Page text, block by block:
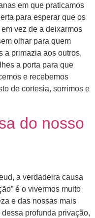
em que praticamos
para esperar que os
vez de a deixarmos
olhar para quem
a primazia aos outros,
a porta para que
e recebemos
de cortesia, sorrimos e
do nosso
a verdadeira causa
é o vivermos muito
e das nossas mais
profunda privação,